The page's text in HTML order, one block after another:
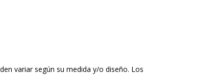
variar según su medida y/o diseño. Los